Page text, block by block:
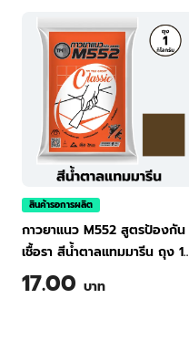
สินค้ารอการผลิต
กาวยาแนว M552 สูตรป้องกัน
เชื้อรา สีน้ำตาลแทมมารีน ถุง 1
กก. |TPI Tile Grout Classic
M552 (Tamamarine Brown) 1
17.00 บาท